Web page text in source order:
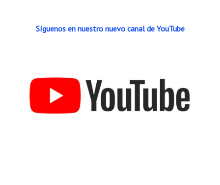
Síguenos en nuestro nuevo canal de YouTube